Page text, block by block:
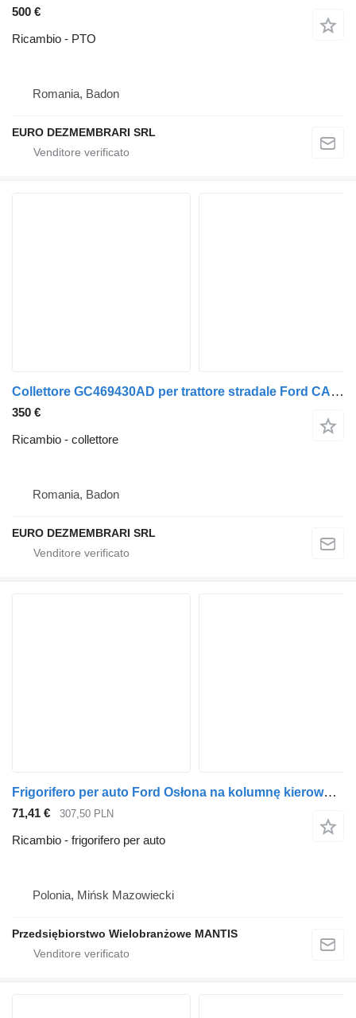
500 €
Ricambio - PTO
Romania, Badon
EURO DEZMEMBRARI SRL
Collettore GC469430AD per trattore stradale Ford CARGO F-MAX FHR6
350 €
Ricambio - collettore
Romania, Badon
EURO DEZMEMBRARI SRL
Frigorifero per auto Ford Osłona na kolumnę kierowniczą FORD F-MAX EURO6 JC46-3N723-AB per trattore stradale
71,41 € 307,50 PLN
Ricambio - frigorifero per auto
Polonia, Mińsk Mazowiecki
Przedsiębiorstwo Wielobranżowe MANTIS